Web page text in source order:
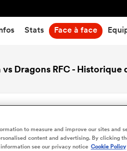
Stats Face à face
Dragons RFC - Historique
to measure and improve our sites and
content and advertising. By clicking
see our privacy notice Cookie Policy